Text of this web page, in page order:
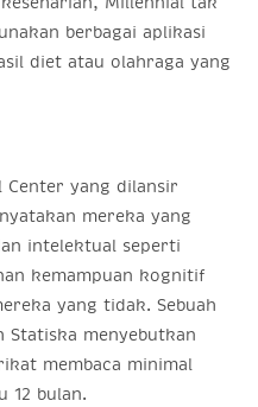
berbagai aplikasi
diet atau olahraga yang
Center yang dilansir
mereka yang
intelektual seperti
kemampuan kognitif
yang tidak. Sebuah
Statiska menyebutkan
membaca minimal
12 bulan.